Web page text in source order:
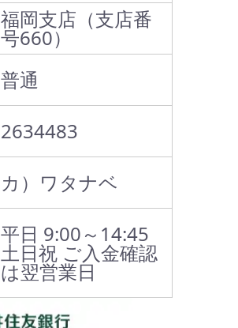
福岡支店（支店番
号660）
普通
2634483
カ）ワタナベ
平日 9:00～14:45
土日祝 ご入金確認
は翌営業日